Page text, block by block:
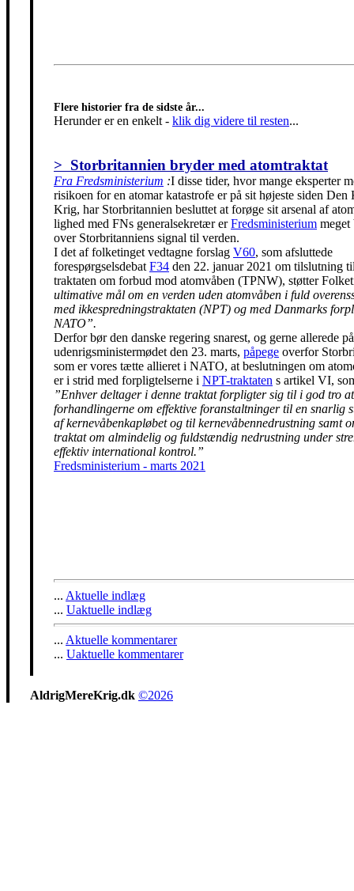
Flere historier fra de sidste år...
Herunder er en enkelt - klik dig videre til resten...
> Storbritannien bryder med atomtraktat
Fra Fredsministerium :I disse tider, hvor mange eksperter
risikoen for en atomar katastrofe er på sit højeste siden Den
Krig, har Storbritannien besluttet at forøge sit arsenal af
lighed med FNs generalsekretær erFredsministerium meget
over Storbritanniens signal til verden.
I det af folketinget vedtagne forslag V60, som afsluttede
forespørgselsdebat F34 den 22. januar 2021 om tilslutning
traktaten om forbud mod atomvåben (TPNW), støtter
ultimative mål om en verden uden atomvåben i fuld
med ikkespredningstraktaten (NPT) og med Danmarks
NATO”.
Derfor bør den danske regering snarest, og gerne allerede på
udenrigsministermødet den 23. marts, påpege overfor
som er vores tætte allieret i NATO, at beslutningen om
er i strid med forpligtelserne i NPT-traktaten s artikel VI,
”Enhver deltager i denne traktat forpligter sig til i god tro
forhandlingerne om effektive foranstaltninger til en snarlig
af kernevåbenkapløbet og til kernevåbennedrustning samt
traktat om almindelig og fuldstændig nedrustning under
effektiv international kontrol.”
Fredsministerium - marts 2021
... Aktuelle indlæg
... Uaktuelle indlæg
... Aktuelle kommentarer
... Uaktuelle kommentarer
AldrigMereKrig.dk ©2026